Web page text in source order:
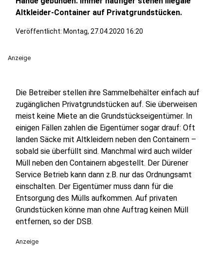
Altkleider-Container auf Privatgrundstücken.
Veröffentlicht: Montag, 27.04.2020 16:20
Anzeige
Die Betreiber stellen ihre Sammelbehälter einfach auf
zugänglichen Privatgrundstücken auf. Sie überweisen
meist keine Miete an die Grundstückseigentümer. In
einigen Fällen zahlen die Eigentümer sogar drauf: Oft
landen Säcke mit Altkleidern neben den Containern –
sobald sie überfüllt sind. Manchmal wird auch wilder
Müll neben den Containern abgestellt. Der Dürener
Service Betrieb kann dann z.B. nur das Ordnungsamt
einschalten. Der Eigentümer muss dann für die
Entsorgung des Mülls aufkommen. Auf privaten
Grundstücken könne man ohne Auftrag keinen Müll
entfernen, so der DSB.
Anzeige